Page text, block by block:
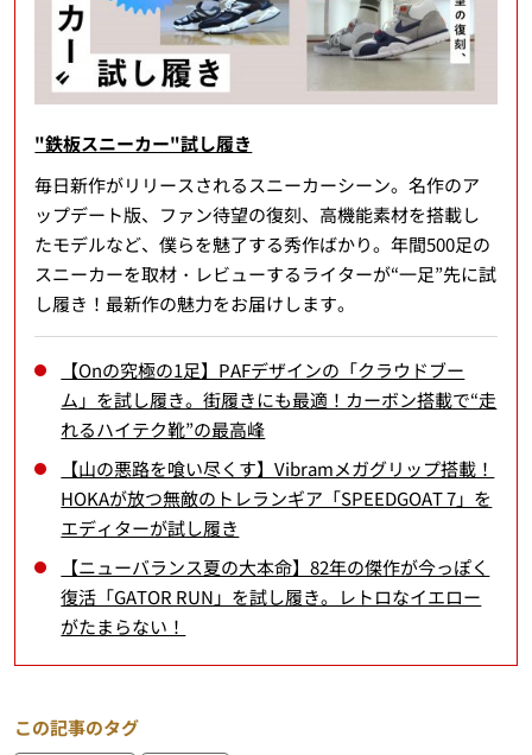
"鉄板スニーカー"試し履き
毎日新作がリリースされるスニーカーシーン。名作のア
ップデート版、ファン待望の復刻、高機能素材を搭載し
たモデルなど、僕らを魅了する秀作ばかり。年間500足の
スニーカーを取材・レビューするライターが“一足”先に試
し履き！最新作の魅力をお届けします。
【Onの究極の1足】PAFデザインの「クラウドブー
ム」を試し履き。街履きにも最適！カーボン搭載で“走
れるハイテク靴”の最高峰
【山の悪路を喰い尽くす】Vibramメガグリップ搭載！
HOKAが放つ無敵のトレランギア「SPEEDGOAT 7」を
エディターが試し履き
【ニューバランス夏の大本命】82年の傑作が今っぽく
復活「GATOR RUN」を試し履き。レトロなイエロー
がたまらない！
この記事のタグ